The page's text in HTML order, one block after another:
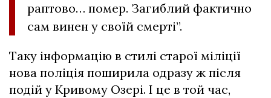
раптово… помер. Загиблий фактично
сам винен у своїй смерті”.
Таку інформацію в стилі старої міліції
нова поліція поширила одразу ж після
подій у Кривому Озері. І це в той час,